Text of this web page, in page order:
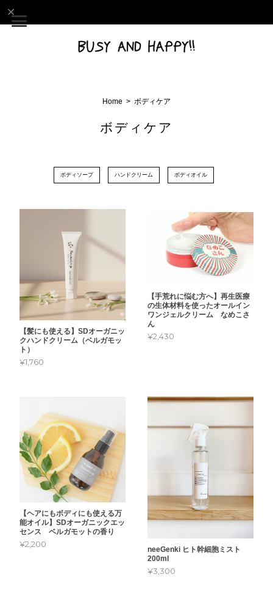
Home ボディケア
ボディケア
ボディソープ ハンドクリーム ボディオイル
【髪にも使える】SDオーガニッ
クハンドクリーム（ベルガモッ
ト）
¥1,760
【手荒れに悩む方へ】再生医療
の生体材料を使ったオールイン
ワンジェルクリーム なめこさ
ん
¥2,430
【ヘアにもボディにも使える万
能オイル】SDオーガニックエッ
センス ベルガモットの香り
¥2,200
neeGenki ヒト幹細胞ミスト
200ml
¥3,300